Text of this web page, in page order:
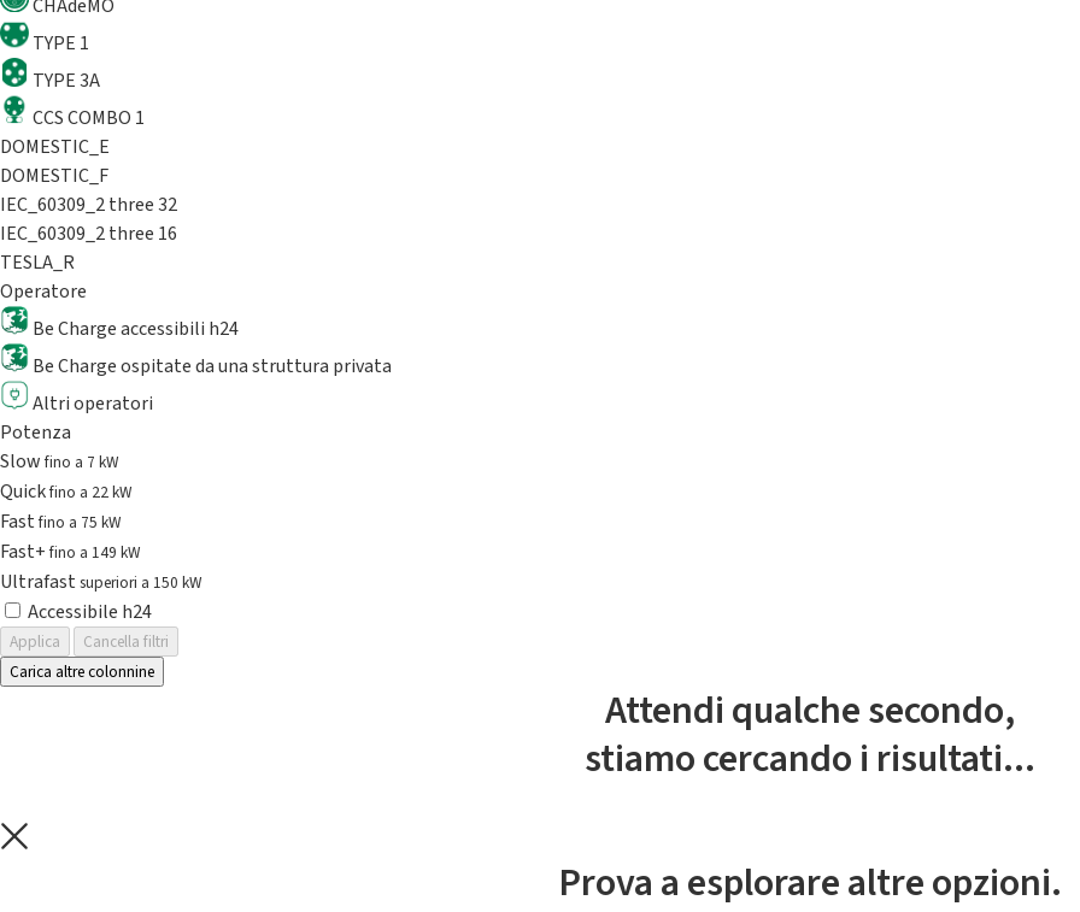
CHAdeMO
TYPE 1
TYPE 3A
CCS COMBO 1
DOMESTIC_E
DOMESTIC_F
IEC_60309_2 three 32
IEC_60309_2 three 16
TESLA_R
Operatore
Be Charge accessibili h24
Be Charge ospitate da una struttura privata
Altri operatori
Potenza
Slowfino a 7 kW
Quickfino a 22 kW
Fastfino a 75 kW
Fast+fino a 149 kW
Ultrafast superiori a 150 kW
Accessibile h24
Applica
Cancella filtri
Carica altre colonnine
Attendi qualche secondo,
stiamo cercando i risultati...
Prova a esplorare altre opzioni.